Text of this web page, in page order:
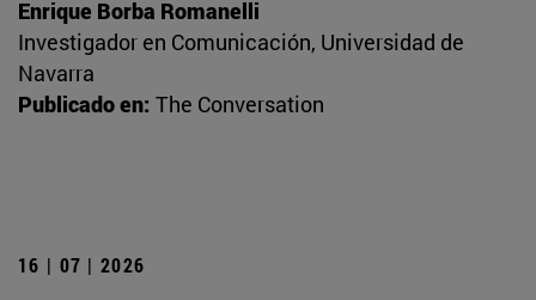
Enrique Borba Romanelli
Investigador en Comunicación, Universidad de
Navarra
Publicado en: The Conversation
16 | 07 | 2026